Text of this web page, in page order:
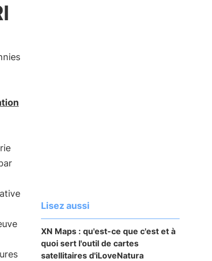
Lisez aussi
XN Maps : qu'est-ce que c'est et à
quoi sert l'outil de cartes
satellitaires d'iLoveNatura